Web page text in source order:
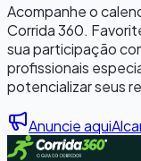
Acompanhe o
Corrida 360.
sua participação
profissionais
potencializar seus
Anuncie aqui